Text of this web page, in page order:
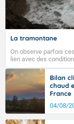
La tramontane
On observe parfois
lien avec des
tramontane ? Quelles
vent turbulent
ouest, dans un secteur
l’ouest de l’Hérault.
signifiant au-delà des
d’où provient ce vent.
Bilan
chaud
France
04/08/